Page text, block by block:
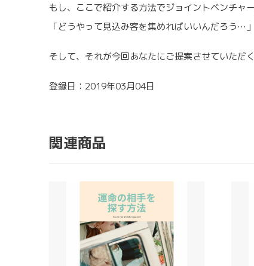
もし、ここで紹介する方法でジョイントベンチャ
「どうやって見込み客を集めればいいんだろう…
そして、それが今回あなたにご提案させていただく
登録日：2019年03月04日
関連商品